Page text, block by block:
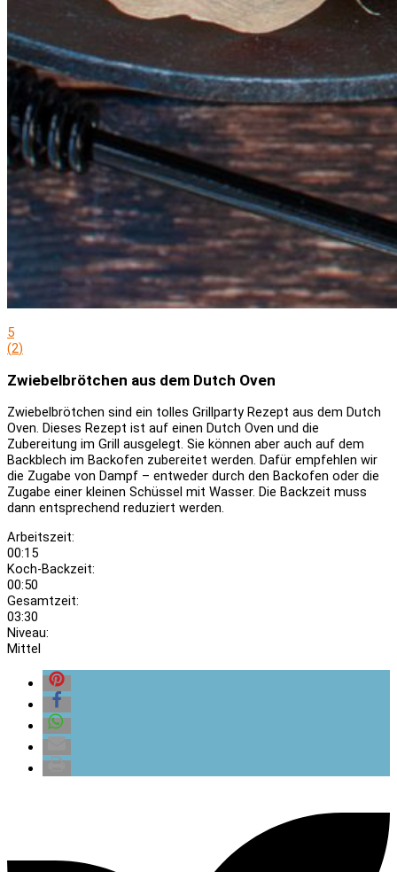
5
(2)
Zwiebelbrötchen aus dem Dutch Oven
Zwiebelbrötchen sind ein tolles Grillparty Rezept aus dem Dutch
Oven. Dieses Rezept ist auf einen Dutch Oven und die
Zubereitung im Grill ausgelegt. Sie können aber auch auf dem
Backblech im Backofen zubereitet werden. Dafür empfehlen wir
die Zugabe von Dampf – entweder durch den Backofen oder die
Zugabe einer kleinen Schüssel mit Wasser. Die Backzeit muss
dann entsprechend reduziert werden.
Arbeitszeit:
00:15
Koch-Backzeit:
00:50
Gesamtzeit:
03:30
Niveau:
Mittel